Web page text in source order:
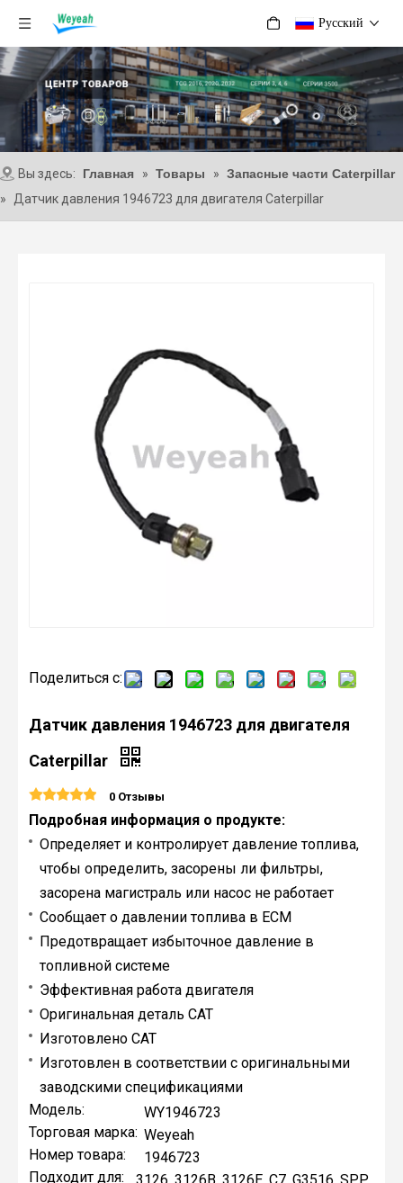
Pусский
Вы здесь: Главная » Товары » Запасные части Caterpillar
»
Датчик давления 1946723 для двигателя Caterpillar
Поделиться с:
Датчик давления 1946723 для двигателя
Caterpillar
0 Отзывы
Подробная информация о продукте:
Определяет и контролирует давление топлива,
чтобы определить, засорены ли фильтры,
засорена магистраль или насос не работает
Сообщает о давлении топлива в ECM
Предотвращает избыточное давление в
топливной системе
Эффективная работа двигателя
Оригинальная деталь CAT
Изготовлено CAT
Изготовлен в соответствии с оригинальными
заводскими спецификациями
Модель:
WY1946723
Торговая марка: Weyeah
Номер товара:
1946723
Подходит для:
3126, 3126B, 3126E, C7, G3516, SPP